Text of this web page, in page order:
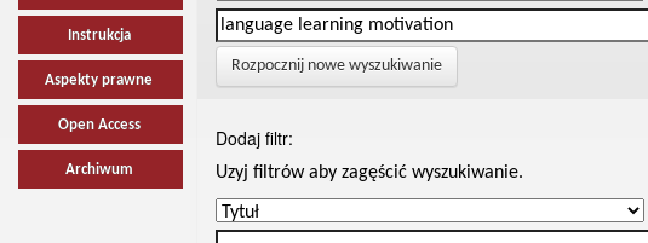
Instrukcja
Aspekty prawne
Open Access
Archiwum
Rozpocznij nowe wyszukiwanie
Dodaj filtr:
Uzyj filtrów aby zagęścić wyszukiwanie.